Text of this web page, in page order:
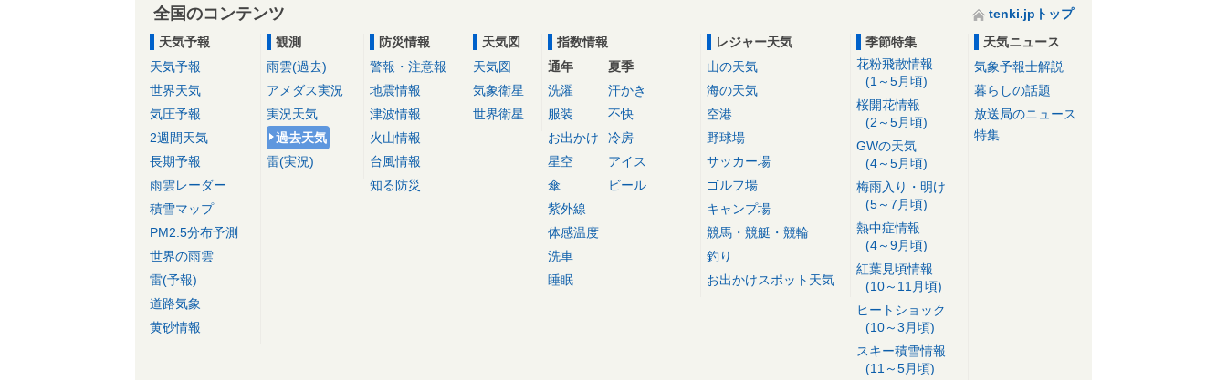
全国のコンテンツ
tenki.jpトップ
天気予報
天気予報
世界天気
気圧予報
2週間天気
長期予報
雨雲レーダー
積雪マップ
PM2.5分布予測
世界の雨雲
雷(予報)
道路気象
黄砂情報
観測
雨雲(過去)
アメダス実況
実況天気
過去天気
雷(実況)
防災情報
警報・注意報
地震情報
津波情報
火山情報
台風情報
知る防災
天気図
天気図
気象衛星
世界衛星
指数情報
通年
洗濯
服装
お出かけ
星空
傘
紫外線
体感温度
洗車
睡眠
夏季
汗かき
不快
冷房
アイス
ビール
レジャー天気
山の天気
海の天気
空港
野球場
サッカー場
ゴルフ場
キャンプ場
競馬・競艇・競輪
釣り
お出かけスポット天気
季節特集
花粉飛散情報
(1～5月頃)
桜開花情報
(2～5月頃)
GWの天気
(4～5月頃)
梅雨入り・明け
(5～7月頃)
熱中症情報
(4～9月頃)
紅葉見頃情報
(10～11月頃)
ヒートショック
(10～3月頃)
スキー積雪情報
(11～5月頃)
天気ニュース
気象予報士解説
暮らしの話題
放送局のニュース
特集